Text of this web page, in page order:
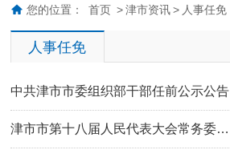
您的位置： 首页 > 津市资讯 > 人事任免
人事任免
中共津市市委组织部干部任前公示公告
津市市第十八届人民代表大会常务委…